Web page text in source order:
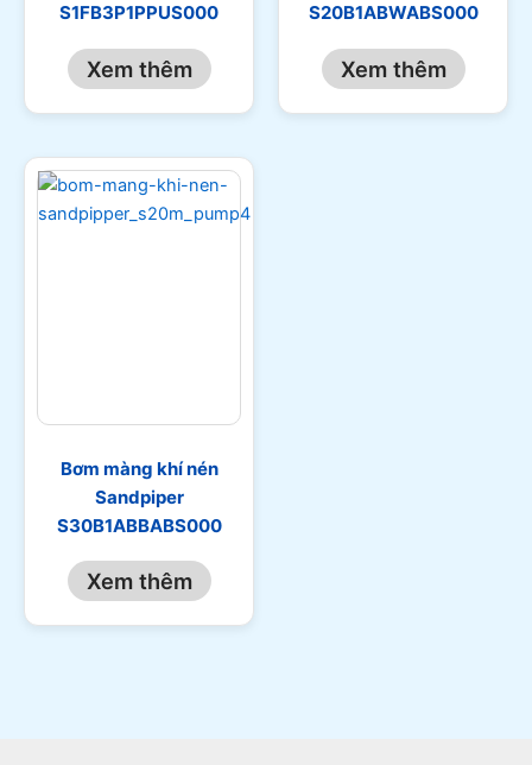
S1FB3P1PPUS000
Xem thêm
S20B1ABWABS000
Xem thêm
Bơm màng khí nén
Sandpiper
S30B1ABBABS000
Xem thêm